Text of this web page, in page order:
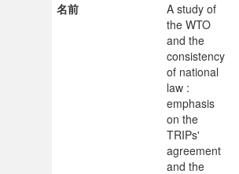
名前
A study of
the WTO
and the
consistency
of national
law :
emphasis
on the
TRIPs'
agreement
and the